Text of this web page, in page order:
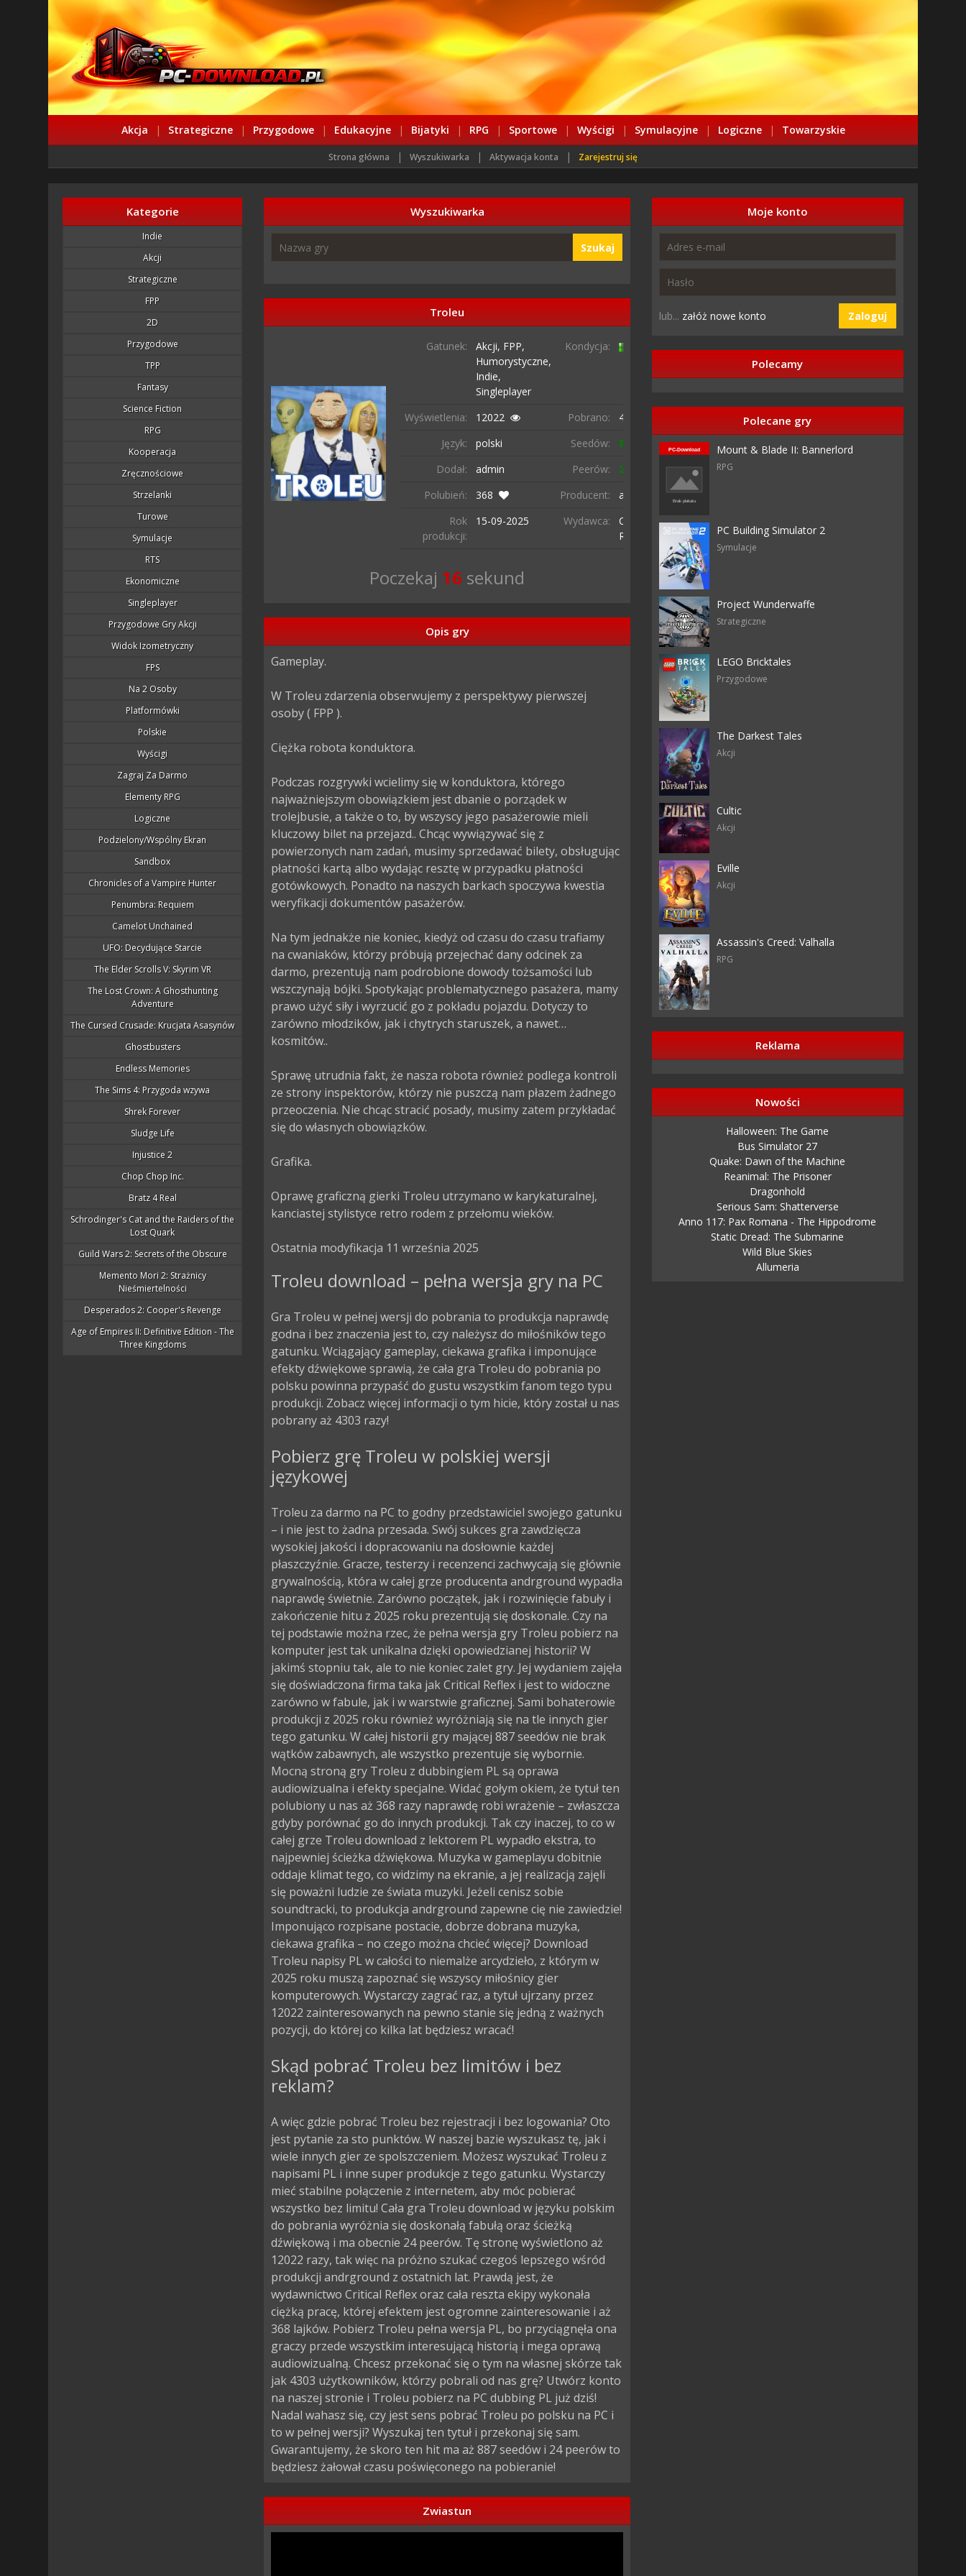
Akcja | Strategiczne | Przygodowe | Edukacyjne | Bijatyki | RPG | Sportowe | Wyścigi | Symulacyjne | Logiczne | Towarzyskie
Strona główna | Wyszukiwarka | Aktywacja konta | Zarejestruj się
Kategorie
Indie
Akcji
Strategiczne
FPP
2D
Przygodowe
TPP
Fantasy
Science Fiction
RPG
Kooperacja
Zręcznościowe
Strzelanki
Turowe
Symulacje
RTS
Ekonomiczne
Singleplayer
Przygodowe Gry Akcji
Widok Izometryczny
FPS
Na 2 Osoby
Platformówki
Polskie
Wyścigi
Zagraj Za Darmo
Elementy RPG
Logiczne
Podzielony/wspólny Ekran
Sandbox
Chronicles of a Vampire Hunter
Penumbra: Requiem
Camelot Unchained
UFO: Decydujące Starcie
The Elder Scrolls V: Skyrim VR
The Lost Crown: A Ghosthunting
Adventure
The Cursed Crusade: Krucjata Asasynów
Ghostbusters
Endless Memories
The Sims 4: Przygoda wzywa
Shrek Forever
Sludge Life
Injustice 2
Chop Chop Inc.
Bratz 4 Real
Schrodinger's Cat and the Raiders of the
Lost Quark
Guild Wars 2: Secrets of the Obscure
Memento Mori 2: Strażnicy
Nieśmiertelności
Desperados 2: Cooper's Revenge
Age of Empires II: Definitive Edition - The
Three Kingdoms
Wyszukiwarka
Szukaj
Troleu
Gatunek: Akcji, FPP,
Humorystyczne,
Indie,
Singleplayer
Kondycja:
Wyświetlenia: 12022 Pobrano:
4303 razy
Język:
polski Seedów:
887
Dodał:
admin Peerów:
24
Polubień:
368 Producent:
andrground
Rok
produkcji:
15-09-2025 Wydawca:
Critical
Reflex
Poczekaj 15 sekund
Opis gry
Gameplay.
W Troleu zdarzenia obserwujemy z perspektywy pierwszej
osoby ( FPP ).
Ciężka robota konduktora.
Podczas rozgrywki wcielimy się w konduktora, którego
najważniejszym obowiązkiem jest dbanie o porządek w
trolejbusie, a także o to, by wszyscy jego pasażerowie mieli
kluczowy bilet na przejazd.. Chcąc wywiązywać się z
powierzonych nam zadań, musimy sprzedawać bilety, obsługując
płatności kartą albo wydając resztę w przypadku płatności
gotówkowych. Ponadto na naszych barkach spoczywa kwestia
weryfikacji dokumentów pasażerów.
Na tym jednakże nie koniec, kiedyż od czasu do czasu trafiamy
na cwaniaków, którzy próbują przejechać dany odcinek za
darmo, prezentują nam podrobione dowody tożsamości lub
wszczynają bójki. Spotykając problematycznego pasażera, mamy
prawo użyć siły i wyrzucić go z pokładu pojazdu. Dotyczy to
zarówno młodzików, jak i chytrych staruszek, a nawet…
kosmitów..
Sprawę utrudnia fakt, że nasza robota również podlega kontroli
ze strony inspektorów, którzy nie puszczą nam płazem żadnego
przeoczenia. Nie chcąc stracić posady, musimy zatem przykładać
się do własnych obowiązków.
Grafika.
Oprawę graficzną gierki Troleu utrzymano w karykaturalnej,
kanciastej stylistyce retro rodem z przełomu wieków.
Ostatnia modyfikacja 11 września 2025
Troleu download – pełna wersja gry na PC
Gra Troleu w pełnej wersji do pobrania to produkcja naprawdę
godna i bez znaczenia jest to, czy należysz do miłośników tego
gatunku. Wciągający gameplay, ciekawa grafika i imponujące
efekty dźwiękowe sprawią, że cała gra Troleu do pobrania po
polsku powinna przypaść do gustu wszystkim fanom tego typu
produkcji. Zobacz więcej informacji o tym hicie, który został u nas
pobrany aż 4303 razy!
Pobierz grę Troleu w polskiej wersji
językowej
Troleu za darmo na PC to godny przedstawiciel swojego gatunku
– i nie jest to żadna przesada. Swój sukces gra zawdzięcza
wysokiej jakości i dopracowaniu na dosłownie każdej
płaszczyźnie. Gracze, testerzy i recenzenci zachwycają się głównie
grywalnością, która w całej grze producenta andrground wypadła
naprawdę świetnie. Zarówno początek, jak i rozwinięcie fabuły i
zakończenie hitu z 2025 roku prezentują się doskonale. Czy na
tej podstawie można rzec, że pełna wersja gry Troleu pobierz na
komputer jest tak unikalna dzięki opowiedzianej historii? W
jakimś stopniu tak, ale to nie koniec zalet gry. Jej wydaniem zajęła
się doświadczona firma taka jak Critical Reflex i jest to widoczne
zarówno w fabule, jak i w warstwie graficznej. Sami bohaterowie
produkcji z 2025 roku również wyróżniają się na tle innych gier
tego gatunku. W całej historii gry mającej 887 seedów nie brak
wątków zabawnych, ale wszystko prezentuje się wybornie.
Mocną stroną gry Troleu z dubbingiem PL są oprawa
audiowizualna i efekty specjalne. Widać gołym okiem, że tytuł ten
polubiony u nas aż 368 razy naprawdę robi wrażenie – zwłaszcza
gdyby porównać go do innych produkcji. Tak czy inaczej, to co w
całej grze Troleu download z lektorem PL wypadło ekstra, to
najpewniej ścieżka dźwiękowa. Muzyka w gameplayu dobitnie
oddaje klimat tego, co widzimy na ekranie, a jej realizacją zajęli
się poważni ludzie ze świata muzyki. Jeżeli cenisz sobie
soundtracki, to produkcja andrground zapewne cię nie zawiedzie!
Imponująco rozpisane postacie, dobrze dobrana muzyka,
ciekawa grafika – no czego można chcieć więcej? Download
Troleu napisy PL w całości to niemalże arcydzieło, z którym w
2025 roku muszą zapoznać się wszyscy miłośnicy gier
komputerowych. Wystarczy zagrać raz, a tytuł ujrzany przez
12022 zainteresowanych na pewno stanie się jedną z ważnych
pozycji, do której co kilka lat będziesz wracać!
Skąd pobrać Troleu bez limitów i bez
reklam?
A więc gdzie pobrać Troleu bez rejestracji i bez logowania? Oto
jest pytanie za sto punktów. W naszej bazie wyszukasz tę, jak i
wiele innych gier ze spolszczeniem. Możesz wyszukać Troleu z
napisami PL i inne super produkcje z tego gatunku. Wystarczy
mieć stabilne połączenie z internetem, aby móc pobierać
wszystko bez limitu! Cała gra Troleu download w języku polskim
do pobrania wyróżnia się doskonałą fabułą oraz ścieżką
dźwiękową i ma obecnie 24 peerów. Tę stronę wyświetlono aż
12022 razy, tak więc na próżno szukać czegoś lepszego wśród
produkcji andrground z ostatnich lat. Prawdą jest, że
wydawnictwo Critical Reflex oraz cała reszta ekipy wykonała
ciężką pracę, której efektem jest ogromne zainteresowanie i aż
368 lajków. Pobierz Troleu pełna wersja PL, bo przyciągnęła ona
graczy przede wszystkim interesującą historią i mega oprawą
audiowizualną. Chcesz przekonać się o tym na własnej skórze tak
jak 4303 użytkowników, którzy pobrali od nas grę? Utwórz konto
na naszej stronie i Troleu pobierz na PC dubbing PL już dziś!
Nadal wahasz się, czy jest sens pobrać Troleu po polsku na PC i
to w pełnej wersji? Wyszukaj ten tytuł i przekonaj się sam.
Gwarantujemy, że skoro ten hit ma aż 887 seedów i 24 peerów to
będziesz żałował czasu poświęconego na pobieranie!
Zwiastun
Moje konto
lub... załóż nowe konto Zaloguj
Polecamy
Polecane gry
Mount & Blade II: Bannerlord
RPG
PC Building Simulator 2
Symulacje
Project Wunderwaffe
Strategiczne
LEGO Bricktales
Przygodowe
The Darkest Tales
Akcji
Cultic
Akcji
Eville
Akcji
Assassin's Creed: Valhalla
RPG
Reklama
Nowości
Halloween: The Game
Bus Simulator 27
Quake: Dawn of the Machine
Reanimal: The Prisoner
Dragonhold
Serious Sam: Shatterverse
Anno 117: Pax Romana - The Hippodrome
Static Dread: The Submarine
Wild Blue Skies
Allumeria